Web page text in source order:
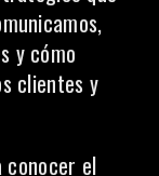
y cómo
clientes y
el